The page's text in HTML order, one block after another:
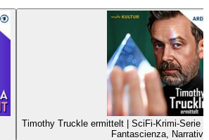
Timothy Truckle ermittelt | SciFi-Krimi-Serie
Fantascienza, Narrativa